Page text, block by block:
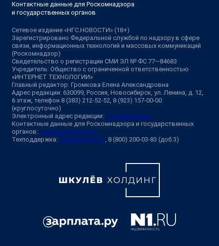
Контактные данные для Роскомнадзора
и государственных органов
Сетевое издание «НГС.НОВОСТИ» (18+)
Зарегистрировано Федеральной службой по надзору в сфере
связи, информационных технологий и массовых коммуникаций
(Роскомнадзор)
Свидетельство о регистрации СМИ ЭЛ № ФС 77—84683
Учредитель: Общество с ограниченной ответственностью
«ИНТЕРНЕТ ТЕХНОЛОГИИ»
Главный редактор: Громкова Елена Александровна
Адрес редакции: 630099, Россия, Новосибирск, ул. Ленина, д. 12,
6 этаж, телефон 8 (383) 212-52-52, 8 (923) 157-00-00
(круглосуточно)
Электронный адрес редакции: ngs@shkulev.ru
Контактные данные для Роскомнадзора и государственных
органов: juristnsk@shkulev.ru
Техподдержка: help@shkulev.ru, 8 (800) 200-03-83 (доб.3)